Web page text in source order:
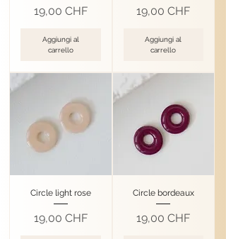
Prezzo
19,00 CHF
Aggiungi al
carrello
Prezzo
19,00 CHF
Aggiungi al
carrello
Circle light rose
Prezzo
19,00 CHF
Circle bordeaux
Prezzo
19,00 CHF